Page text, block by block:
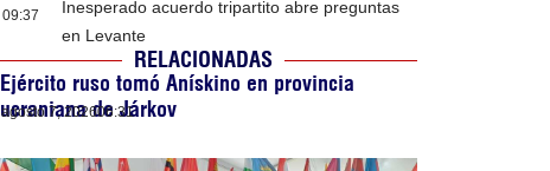
09:37
Inesperado acuerdo tripartito abre preguntas
en Levante
RELACIONADAS
Ejército ruso tomó Anískino en provincia
ucraniana de Járkov
agosto 7, 202606:31